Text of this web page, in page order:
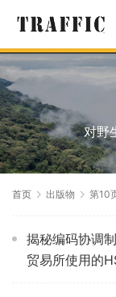
对野
首页 出版物 第10
揭秘编码协调
贸易所使用的